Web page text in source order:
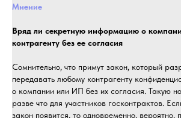
Мнение
Вряд ли секретную информацию о
контрагенту без ее согласия
Сомнительно, что примут закон, который
передавать любому контрагенту
о компании или ИП без их согласия. Такую
разве что для участников госконтрактов.
закон появится, то одновременно, вероятно,